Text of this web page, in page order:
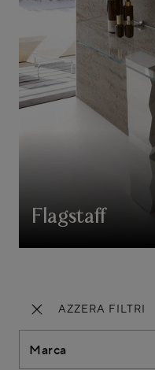
AZZERA FILTRI
Marca
Flagstaff